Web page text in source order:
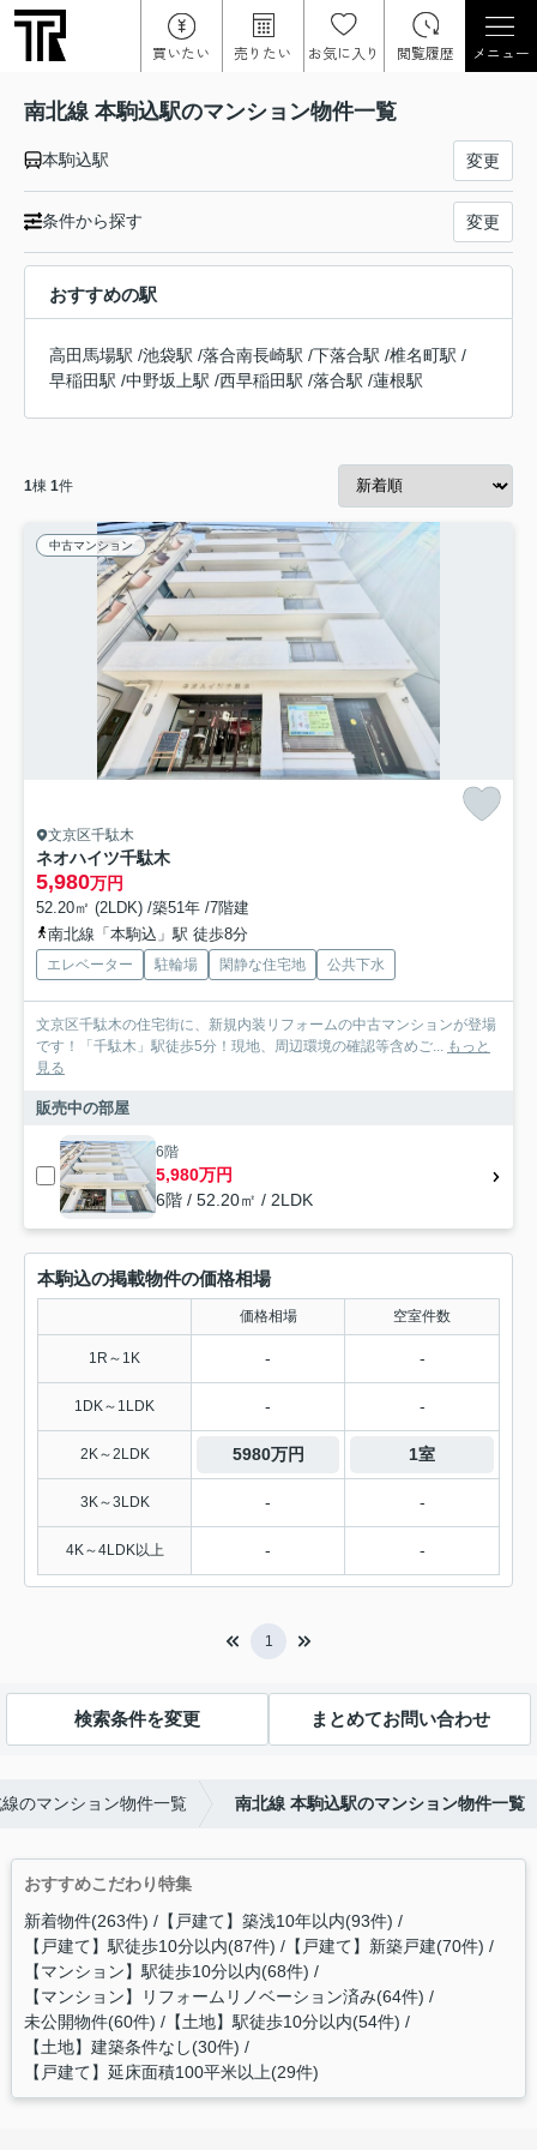
買いたい 売りたい お気に入り 閲覧履歴 メニュー
南北線 本駒込駅のマンション物件一覧
本駒込駅 変更
条件から探す 変更
おすすめの駅
高田馬場駅 /池袋駅 /落合南長崎駅 /下落合駅 /椎名町駅 /
早稲田駅 /中野坂上駅 /西早稲田駅 /落合駅 /蓮根駅
1棟 1件
中古マンション
文京区千駄木
ネオハイツ千駄木
5,980万円
52.20㎡ (2LDK) /築51年 /7階建
南北線「本駒込」駅 徒歩8分
エレベーター 駐輪場 閑静な住宅地 公共下水
文京区千駄木の住宅街に、新規内装リフォームの中古マンションが登場
です！「千駄木」駅徒歩5分！現地、周辺環境の確認等含めご...
もっと
見る
販売中の部屋
6階
5,980万円
6階 / 52.20㎡ / 2LDK
本駒込の掲載物件の価格相場
価格相場 空室件数
1R～1K - -
1DK～1LDK - -
2K～2LDK 5980万円 1室
3K～3LDK - -
4K～4LDK以上 - -
1
検索条件を変更 まとめてお問い合わせ
のマンション物件一覧 南北線 本駒込駅のマンション物件一覧
おすすめこだわり特集
新着物件(263件) 【戸建て】築浅10年以内(93件)
【戸建て】駅徒歩10分以内(87件) 【戸建て】新築戸建(70件)
【マンション】駅徒歩10分以内(68件)
【マンション】リフォームリノベーション済み(64件)
未公開物件(60件) 【土地】駅徒歩10分以内(54件)
【土地】建築条件なし(30件)
【戸建て】延床面積100平米以上(29件)